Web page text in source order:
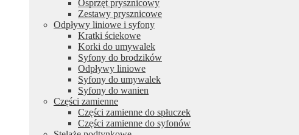
Osprzęt prysznicowy
Zestawy prysznicowe
Odpływy liniowe i syfony
Kratki ściekowe
Korki do umywalek
Syfony do brodzików
Odpływy liniowe
Syfony do umywalek
Syfony do wanien
Części zamienne
Części zamienne do spłuczek
Części zamienne do syfonów